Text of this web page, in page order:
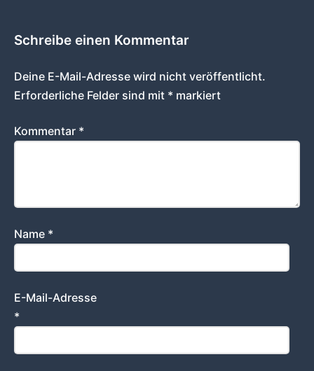
Schreibe einen Kommentar
Deine E-Mail-Adresse wird nicht veröffentlicht.
Erforderliche Felder sind mit * markiert
Kommentar *
Name *
E-Mail-Adresse
*